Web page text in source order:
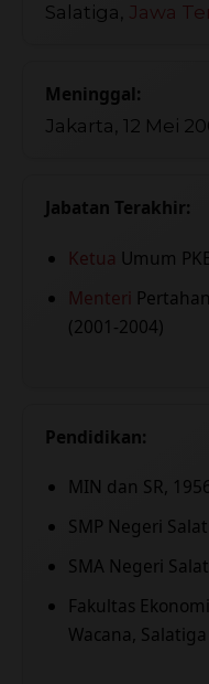
Salatiga, Jawa
Meninggal:
Jakarta, 12 Mei
Jabatan Terakhir:
Ketua Umum
Menteri
(2001-2004)
Pendidikan:
MIN dan SR,
SMP Negeri
SMA Negeri
Fakultas
Wacana, Salatiga